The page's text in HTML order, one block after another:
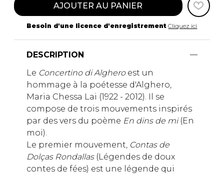
AJOUTER AU PANIER
Besoin d'une licence d'enregistrement Cliquez ici
DESCRIPTION
Le Concertino di Algheroest un
hommage à la poétesse d'Alghero,
Maria Chessa Lai (1922 - 2012). Il se
compose de trois mouvements inspirés
par des vers du poème En dins de mi (En
moi).
Le premier mouvement, Contas de
Dolças Rondallas (Légendes de doux
contes de fées) est une légende qui